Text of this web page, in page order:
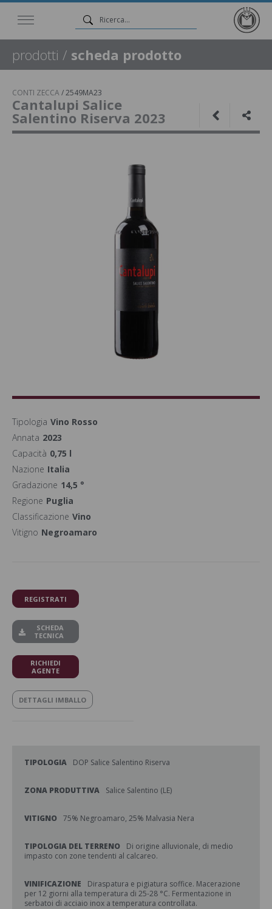
prodotti / scheda prodotto
CONTI ZECCA/2549MA23
Cantalupi Salice
Salentino Riserva 2023
Tipologia Vino Rosso
Annata 2023
Capacità 0,75 l
Nazione Italia
Gradazione 14,5 °
Regione Puglia
Classificazione Vino
Vitigno Negroamaro
REGISTRATI
SCHEDA
TECNICA
RICHIEDI
AGENTE
DETTAGLI IMBALLO
TIPOLOGIA DOP Salice Salentino Riserva
ZONA PRODUTTIVA Salice Salentino (LE)
VITIGNO 75% Negroamaro, 25% Malvasia Nera
TIPOLOGIA DEL TERRENO
Di origine alluvionale, di medio
impasto con zone tendenti al calcareo.
VINIFICAZIONE
Diraspatura e pigiatura soffice. Macerazione
per 12 giorni alla temperatura di 25-28 °C. Fermentazione in
serbatoi di acciaio inox a temperatura controllata.